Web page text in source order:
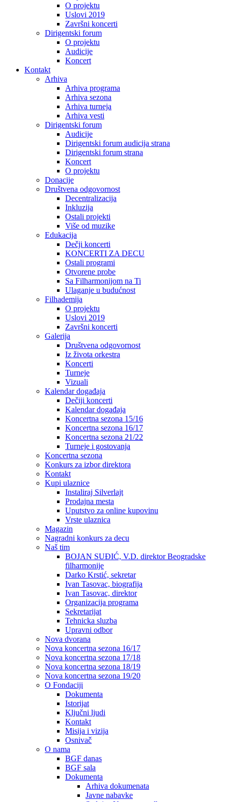
O projektu
Uslovi 2019
Završni koncerti
Dirigentski forum
O projektu
Audicije
Koncert
Kontakt
Arhiva
Arhiva programa
Arhiva sezona
Arhiva turneja
Arhiva vesti
Dirigentski forum
Audicije
Dirigentski forum audicija strana
Dirigentski forum strana
Koncert
O projektu
Donacije
Društvena odgovornost
Decentralizacija
Inkluzija
Ostali projekti
Više od muzike
Edukacija
Dečji koncerti
KONCERTI ZA DECU
Ostali programi
Otvorene probe
Sa Filharmonijom na Ti
Ulaganje u budućnost
Filhademija
O projektu
Uslovi 2019
Završni koncerti
Galerija
Društvena odgovornost
Iz života orkestra
Koncerti
Turneje
Vizuali
Kalendar događaja
Dečiji koncerti
Kalendar događaja
Koncertna sezona 15/16
Koncertna sezona 16/17
Koncertna sezona 21/22
Turneje i gostovanja
Koncertna sezona
Konkurs za izbor direktora
Kontakt
Kupi ulaznice
Instaliraj Silverlajt
Prodajna mesta
Uputstvo za online kupovinu
Vrste ulaznica
Magazin
Nagradni konkurs za decu
Naš tim
BOJAN SUĐIĆ, V.D. direktor Beogradske
filharmonije
Darko Krstić, sekretar
Ivan Tasovac, biografija
Ivan Tasovac, direktor
Organizacija programa
Sekretarijat
Tehnicka sluzba
Upravni odbor
Nova dvorana
Nova koncertna sezona 16/17
Nova koncertna sezona 17/18
Nova koncertna sezona 18/19
Nova koncertna sezona 19/20
O Fondaciji
Dokumenta
Istorijat
Ključni ljudi
Kontakt
Misija i vizija
Osnivač
O nama
BGF danas
BGF sala
Dokumenta
Arhiva dokumenata
Javne nabavke